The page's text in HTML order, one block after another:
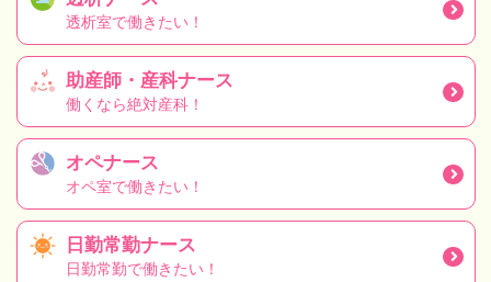
透析室で働きたい！
助産師・産科ナース
働くなら絶対産科！
オペナース
オペ室で働きたい！
日勤常勤ナース
日勤常勤で働きたい！